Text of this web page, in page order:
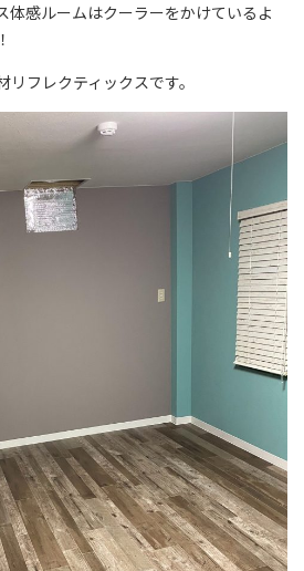
体感ルームはクーラーをかけているよ
フレクティックスです。